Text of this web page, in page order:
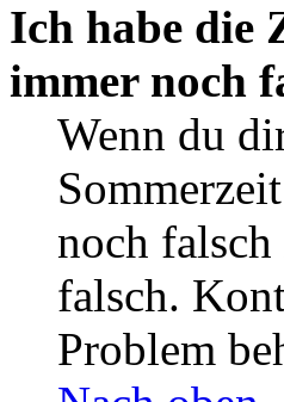
Ich habe die
immer noch
Wenn du
noch
falsch.
Problem